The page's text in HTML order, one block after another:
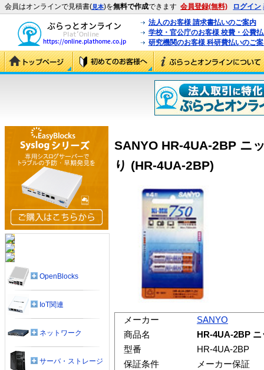
会員はオンラインで見積書(見本)を無料で作成できます 会員登録(無料) ログイン
法人のお客様 請求書払いのご案内
学校・官公庁のお客様 校費・公費
研究機関のお客様 科研費払いのご
SANYO HR-4UA-2BP ニ
り (HR-4UA-2BP)
メーカー
SANYO
商品名
HR-4UA-2BP
型番
HR-4UA-2BP
保証条件
メーカー保証
OpenBlocks
IoT関連
ネットワーク
サーバ・ストレージ